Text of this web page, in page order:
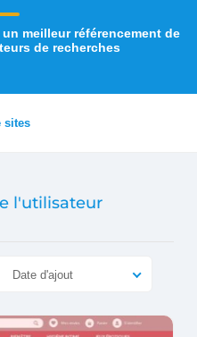
meilleur référencement de
de recherches
sites
l'utilisateur
Date d'ajout